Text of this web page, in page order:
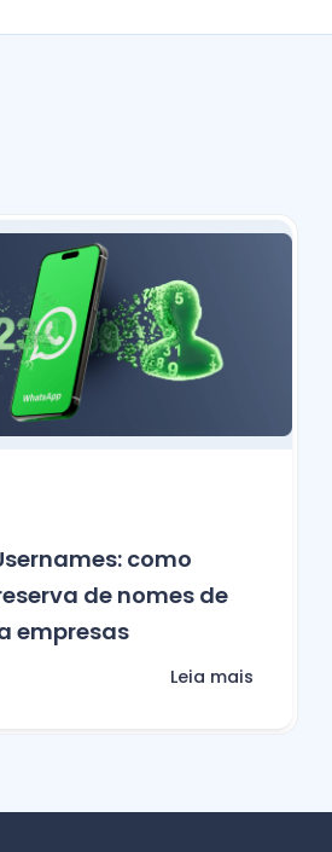
como
de nomes de
empresas
Leia mais